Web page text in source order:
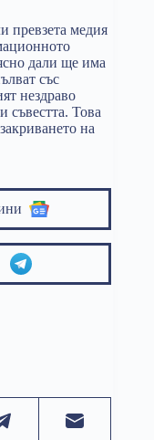
превзета медия
дали ще има
със
нездраво
съвестта. Това
на